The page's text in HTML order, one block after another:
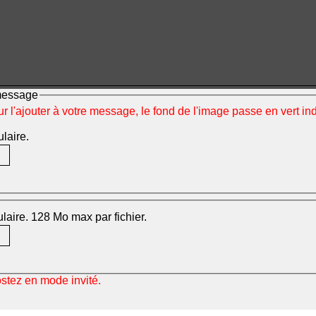
l'ajouter à votre message, le fond de l'image passe en vert
128 Mo max par fichier.
en mode invité.